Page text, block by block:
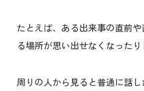
たとえば、ある出来事の直前
る場所が思い出せなくなったり
周りの人から見ると普通に話